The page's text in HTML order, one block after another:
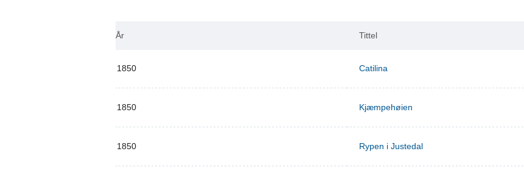
År Tittel
1850 Catilina
1850 Kjæmpehøien
1850 Rypen i Justedal